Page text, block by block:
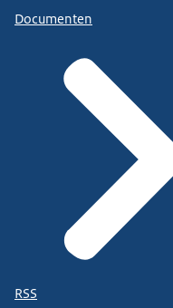
Documenten
RSS